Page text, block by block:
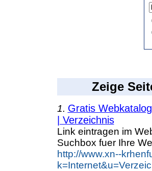
Zeige
1. Gratis
| Verzeichnis
Link eintragen im
Suchbox fuer Ihre
http://www.xn--